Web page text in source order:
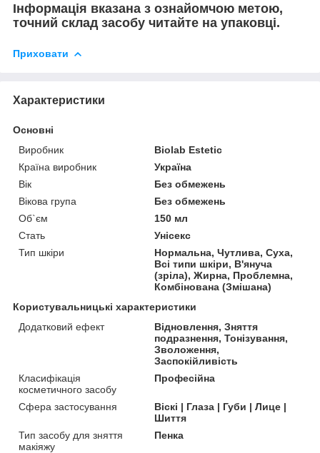
Інформація вказана з ознайомчою метою,
точний склад засобу читайте на упаковці.
Приховати
Характеристики
Основні
Виробник
Biolab Estetic
Країна виробник
Україна
Вік
Без обмежень
Вікова група
Без обмежень
Об`єм
150 мл
Стать
Унісекс
Тип шкіри
Нормальна, Чутлива, Суха,
Всі типи шкіри, В'януча
(зріла), Жирна, Проблемна,
Комбінована (Змішана)
Користувальницькі характеристики
Додатковий ефект
Відновлення, Зняття
подразнення, Тонізування,
Зволоження,
Заспокійливість
Класифікація
косметичного засобу
Професійна
Сфера застосування
Віскі | Глаза | Губи | Лице |
Шиття
Тип засобу для зняття
макіяжу
Пенка